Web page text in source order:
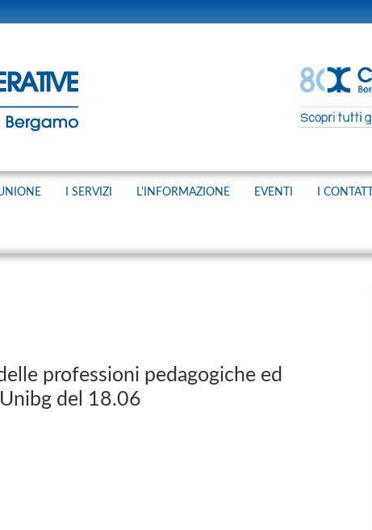
I SERVIZI L'INFORMAZIONE EVENTI I CONTATTI
professioni pedagogiche ed
del 18.06